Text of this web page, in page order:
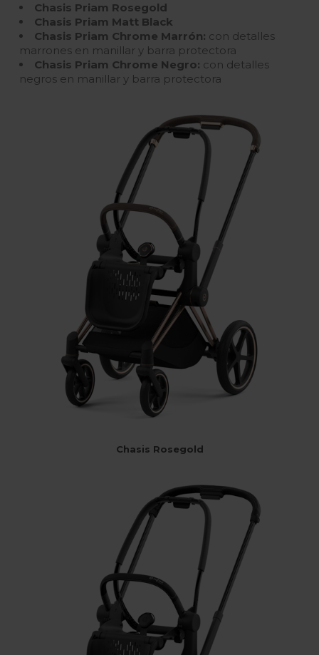
Chasis Priam Rosegold
Chasis Priam Matt Black
Chasis Priam Chrome Marrón: con detalles
marrones en manillar y barra protectora
Chasis Priam Chrome Negro: con detalles
negros en manillar y barra protectora
Chasis Rosegold